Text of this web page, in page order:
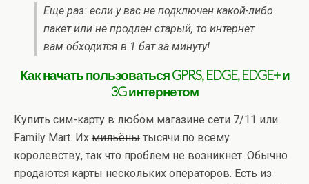
Еще раз: если у вас не подключен какой-либо
пакет или не продлен старый, то интернет
вам обходится в 1 бат за минуту!
Как начать пользоваться GPRS, EDGE, EDGE+ и
3G интернетом
Купить сим-карту в любом магазине сети 7/11 или
Family Mart. Их мильёны тысячи по всему
королевству, так что проблем не возникнет. Обычно
продаются карты нескольких операторов. Есть из